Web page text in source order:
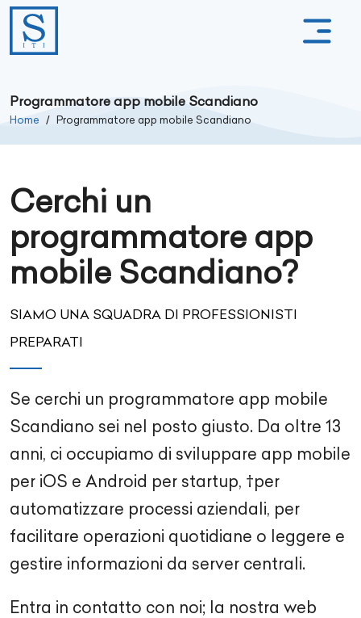
Programmatore app mobile Scandiano
Home Programmatore app mobile Scandiano
Cerchi un
programmatore app
mobile Scandiano?
SIAMO UNA SQUADRA DI PROFESSIONISTI
PREPARATI
Se cerchi un programmatore app mobile
Scandiano sei nel posto giusto. Da oltre 13
anni, ci occupiamo di sviluppare app mobile
per iOS e Android per startup, †per
automatizzare processi aziendali, per
facilitare operazioni quotidiane o leggere e
gestire informazioni da server centrali.
Entra in contatto con noi; la nostra web